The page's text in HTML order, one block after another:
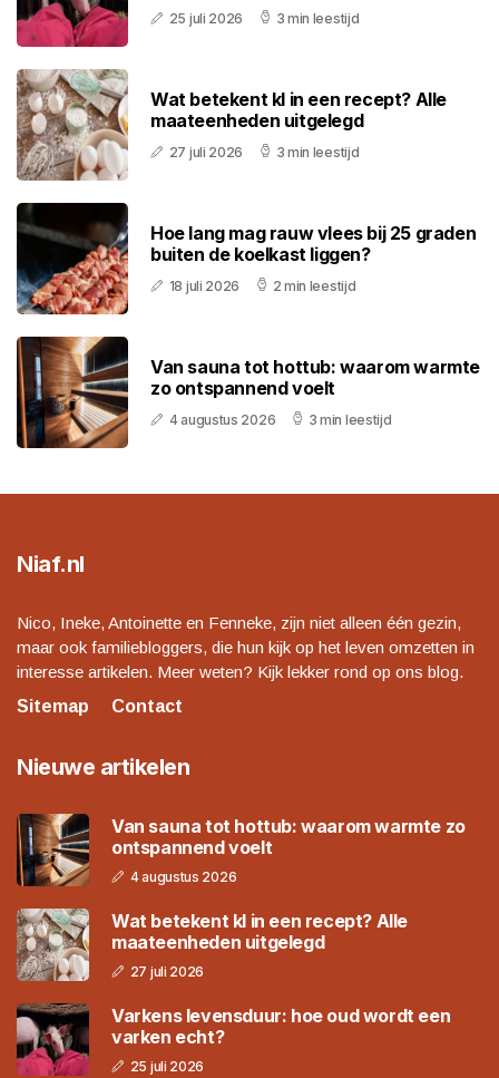
25 juli 2026 3 min leestijd
Wat betekent kl in een recept? Alle
maateenheden uitgelegd
27 juli 2026 3 min leestijd
Hoe lang mag rauw vlees bij 25 graden
buiten de koelkast liggen?
18 juli 2026 2 min leestijd
Van sauna tot hottub: waarom warmte
zo ontspannend voelt
4 augustus 2026 3 min leestijd
Niaf.nl
Nico, Ineke, Antoinette en Fenneke, zijn niet alleen één gezin,
maar ook familiebloggers, die hun kijk op het leven omzetten in
interesse artikelen. Meer weten? Kijk lekker rond op ons blog.
Sitemap
Contact
Nieuwe artikelen
Van sauna tot hottub: waarom warmte zo
ontspannend voelt
4 augustus 2026
Wat betekent kl in een recept? Alle
maateenheden uitgelegd
27 juli 2026
Varkens levensduur: hoe oud wordt een
varken echt?
25 juli 2026